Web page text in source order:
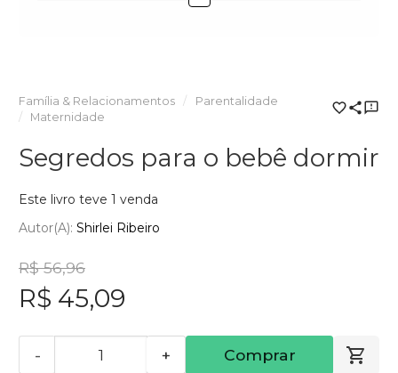
Família & Relacionamentos
Parentalidade
Maternidade
Segredos para o bebê dormir
Este livro teve 1 venda
Autor(a): Shirlei Ribeiro
R$ 56,96
R$ 45,09
- + Comprar